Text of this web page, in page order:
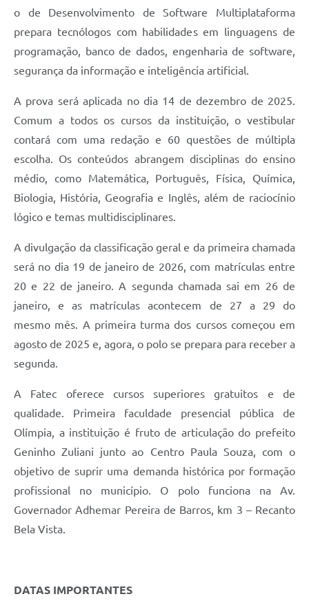
o de Desenvolvimento de Software Multiplataforma
prepara tecnólogos com habilidades em linguagens de
programação, banco de dados, engenharia de software,
segurança da informação e inteligência artificial.
A prova será aplicada no dia 14 de dezembro de 2025.
Comum a todos os cursos da instituição, o vestibular
contará com uma redação e 60 questões de múltipla
escolha. Os conteúdos abrangem disciplinas do ensino
médio, como Matemática, Português, Física, Química,
Biologia, História, Geografia e Inglês, além de raciocínio
lógico e temas multidisciplinares.
A divulgação da classificação geral e da primeira chamada
será no dia 19 de janeiro de 2026, com matrículas entre
20 e 22 de janeiro. A segunda chamada sai em 26 de
janeiro, e as matrículas acontecem de 27 a 29 do
mesmo mês. A primeira turma dos cursos começou em
agosto de 2025 e, agora, o polo se prepara para receber a
segunda.
A Fatec oferece cursos superiores gratuitos e de
qualidade. Primeira faculdade presencial pública de
Olímpia, a instituição é fruto de articulação do prefeito
Geninho Zuliani junto ao Centro Paula Souza, com o
objetivo de suprir uma demanda histórica por formação
profissional no município. O polo funciona na Av.
Governador Adhemar Pereira de Barros, km 3 – Recanto
Bela Vista.
DATAS IMPORTANTES